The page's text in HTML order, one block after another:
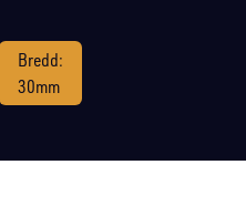
Bredd:
30mm